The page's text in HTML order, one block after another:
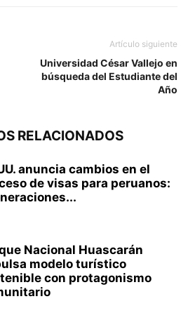
Artículo siguiente
Universidad César Vallejo en
búsqueda del Estudiante del
Año
RELACIONADOS
anuncia cambios en el
de visas para peruanos:
Nacional Huascarán
modelo turístico
con protagonismo